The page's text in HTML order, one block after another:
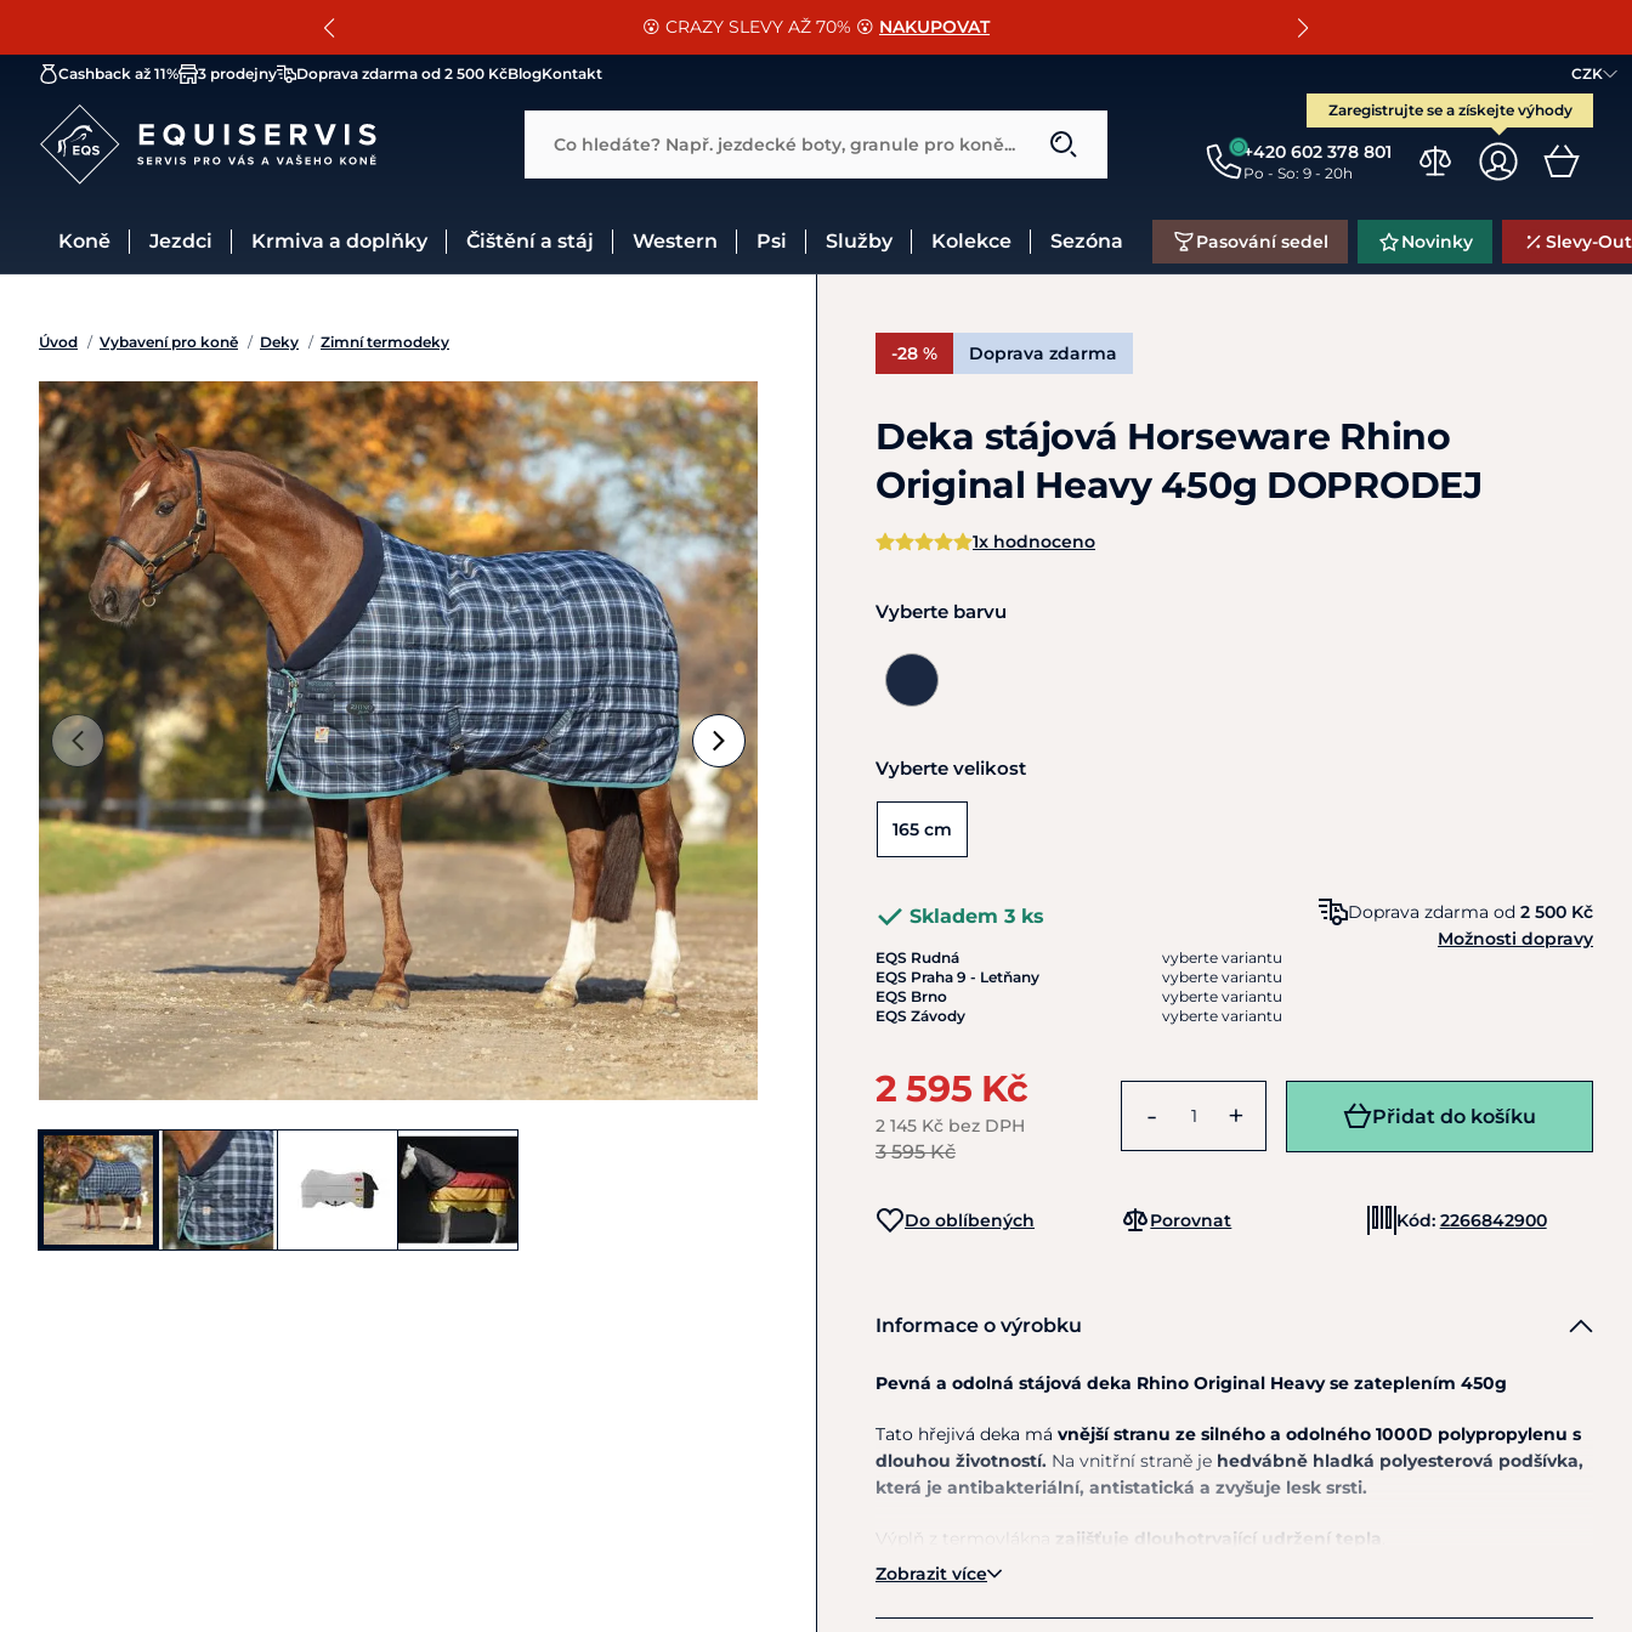
SLEVA 13% na vše od Cassini! CHCI SLEVU
😮 CRAZY SLEVY AŽ 70% 😮 NAKUPOVAT
📐Pasování a doplňky k vybraným sedlům ZDARMA 🐴
CZK
Zaregistrujte se a získejte výhody
+420 602 378 801
Po - So: 9 - 20h
Cashback až 11% 3 prodejny Doprava zdarma od 2 500 KčBlogKontakt
Co hledáte? Např. jezdecké boty, granule pro koně...
Koně Jezdci Krmiva a doplňky Čištění a stáj Western Psi Služby Kolekce Sezóna Pasování sedel Novinky Slevy-
Úvod / Vybavení pro koně / Deky / Zimní termodeky
-28 % Doprava zdarma
Deka stájová Horseware Rhino
Original Heavy 450g DOPRODEJ
1x hodnoceno
Vyberte barvu
Vyberte velikost
165 cm
Skladem 3 ks
EQS Rudná
vyberte variantu
EQS Praha 9 - Letňany
vyberte variantu
EQS Brno
vyberte variantu
EQS Závody
vyberte variantu
Doprava zdarma od 2 500 Kč
Možnosti dopravy
2 595 Kč
2 145 Kč bez DPH
3 595 Kč
- + Přidat do košíku
Do oblíbených Porovnat Kód: 2266842900
Informace o výrobku
Pevná a odolná stájová deka Rhino Original Heavy se zateplením 450g
Tato hřejivá deka má vnější stranu ze silného a odolného 1000D polypropylenu s
dlouhou životností. Na vnitřní straně je hedvábně hladká polyesterová podšívka,
která je antibakteriální, antistatická a zvyšuje lesk srsti.
Výplň z termovlákna zajišťuje dlouhotrvající udržení tepla
Technologie Vari Layer
nachází v oblasti zadapo bocích se gramáž výplně snižuje.To umožňuje,aby
Zobrazit více